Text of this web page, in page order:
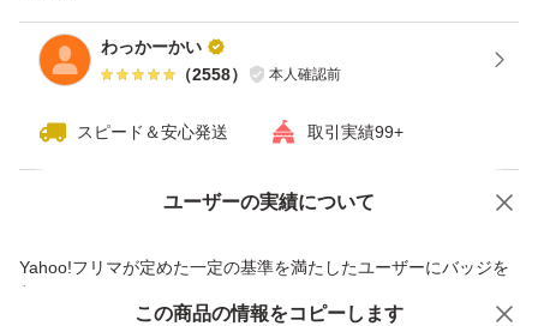
わっかーかい
（2558） 本人確認前
スピード＆安心発送 取引実績99+
ユーザーの実績について
Yahoo!フリマが定めた一定の基準を満たしたユーザーにバッジを
付与しています
価格の相談 商品への質問
この商品の情報をコピーします
この商品をみている人にオススメ